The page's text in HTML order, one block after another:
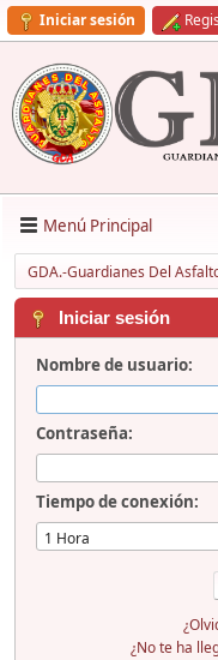
Iniciar sesión
Menú Principal
GDA.-Guardianes Del
Iniciar sesión
Nombre de usuario:
Contraseña:
Tiempo de conexión:
¿No te ha